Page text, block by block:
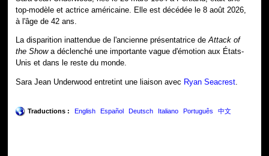
top-modèle et actrice américaine. Elle est décédée le 8 août 2026,
à l'âge de 42 ans.
La disparition inattendue de l'ancienne présentatrice deAttack of
the Showa déclenché une importante vague d'émotion aux États-
Unis et dans le reste du monde.
Sara Jean Underwood entretint une liaison avec Ryan Seacrest.
Traductions : English Español Deutsch Italiano Português 中文